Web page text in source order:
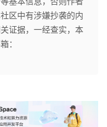
区中有涉嫌抄袭的内
证据，一经查实，本
：